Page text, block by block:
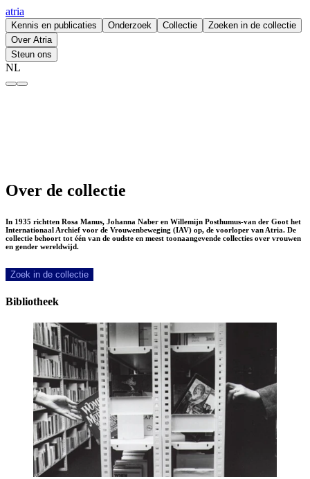
atria
Kennis en publicaties Onderzoek Collectie
Zoeken in de collectie
Over Atria
Steun ons
NL
Over de collectie
In 1935 richtten Rosa Manus, Johanna Naber en Willemijn Posthumus-van der Goot het
Internationaal Archief voor de Vrouwenbeweging (IAV) op, de voorloper van Atria. De
collectie behoort tot één van de oudste en meest toonaangevende collecties over vrouwen
en gender wereldwijd.
Zoek in de collectie
Bibliotheek